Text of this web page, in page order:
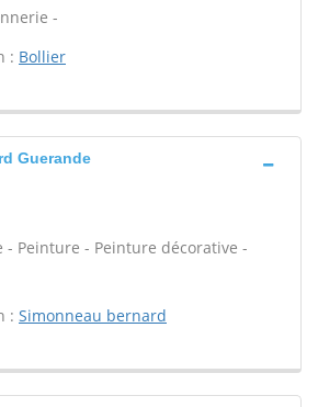
-
: Bollier
Guerande
- Peinture - Peinture décorative -
: Simonneau bernard